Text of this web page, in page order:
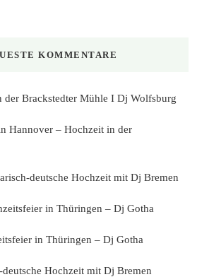
KOMMENTARE
der Brackstedter Mühle I Dj Wolfsburg
Hannover – Hochzeit in der
deutsche Hochzeit mit Dj Bremen
in Thüringen – Dj Gotha
in Thüringen – Dj Gotha
Hochzeit mit Dj Bremen